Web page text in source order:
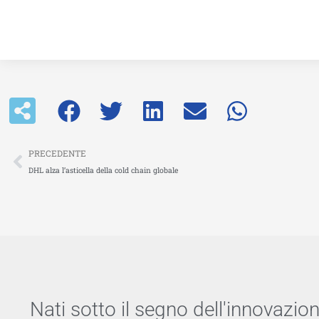
Precedente
PRECEDENTE
DHL alza l’asticella della cold chain globale
Nati sotto il segno